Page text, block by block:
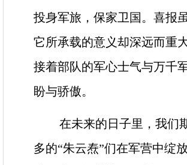
投身军旅，保家卫国。喜报
它所承载的意义却深远而重
接着部队的军心士气与万千
盼与骄傲。
在未来的日子里，我们
多的“朱云焘”们在军营中绽